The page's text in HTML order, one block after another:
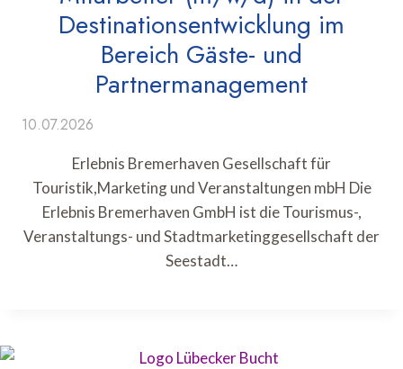
Destinationsentwicklung im
Bereich Gäste- und
Partnermanagement
10.07.2026
Erlebnis Bremerhaven Gesellschaft für
Touristik,Marketing und Veranstaltungen mbH Die
Erlebnis Bremerhaven GmbH ist die Tourismus-,
Veranstaltungs- und Stadtmarketinggesellschaft der
Seestadt…